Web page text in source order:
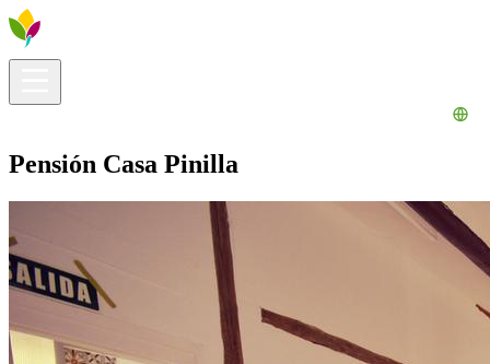
Pensión Casa Pinilla